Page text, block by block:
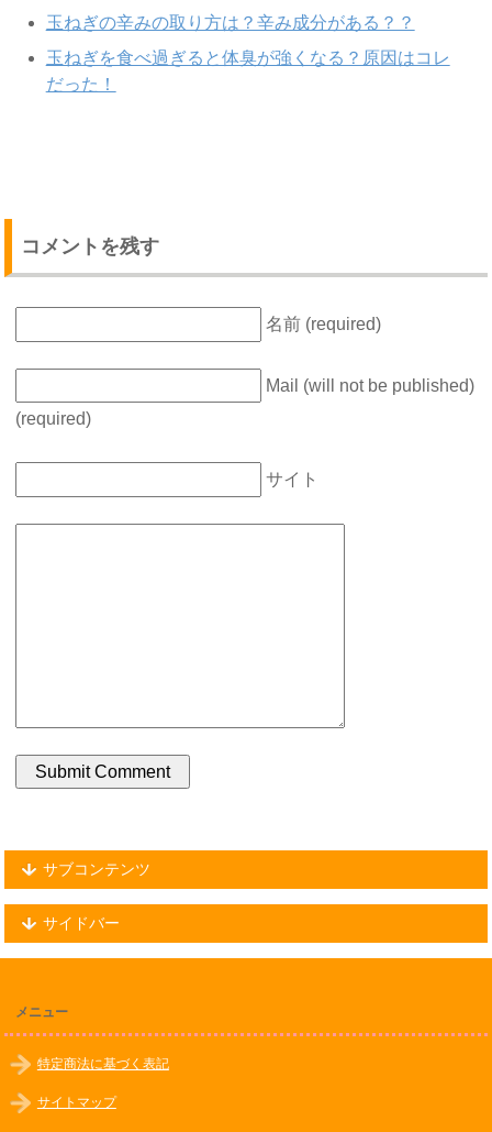
玉ねぎの辛みの取り方は？辛み成分がある？？
玉ねぎを食べ過ぎると体臭が強くなる？原因はコレ
だった！
コメントを残す
名前 (required)
Mail (will not be published)
(required)
サイト
サブコンテンツ
サイドバー
メニュー
特定商法に基づく表記
サイトマップ